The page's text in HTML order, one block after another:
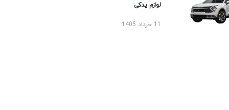
لوازم یدکی